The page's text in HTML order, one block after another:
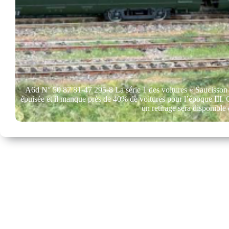
A6d N° 50 87 81-47 295-8 La série 1 des voitures «
épuisée et il manque près de 40% de voitures pour l’époque III.
un retirage sera